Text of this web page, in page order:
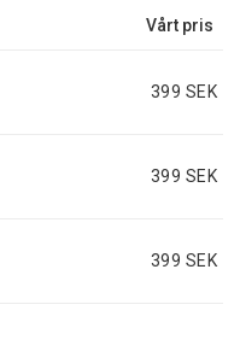
399 SEK
399 SEK
399 SEK